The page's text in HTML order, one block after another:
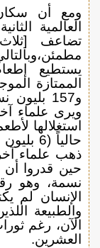
ومع أن
العالمية
تضاعف
الممتازة
و157
ويرى علماء
استغلالها
حالياً
ذهب علماء
نسمة، وهو
الإنسان لم
الآن، رغم
العشرين.